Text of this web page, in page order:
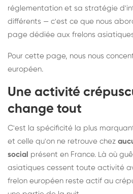
réglementation et sa stratégie
différents — c'est ce que nous
page dédiée aux frelons
Pour cette page, nous nous
européen.
Une activité
change tout
C'est la spécificité la plus
et celle qu'on ne retrouve chez
social présent en France. Là où
asiatiques cessent toute activité
frelon européen reste actif au